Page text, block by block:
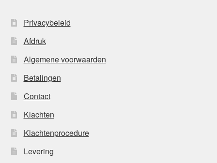
Privacybeleid
Afdruk
Algemene voorwaarden
Betalingen
Contact
Klachten
Klachtenprocedure
Levering